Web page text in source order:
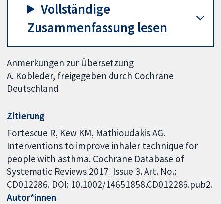
Vollständige
Zusammenfassung lesen
Anmerkungen zur Übersetzung
A. Kobleder, freigegeben durch Cochrane
Deutschland
Zitierung
Fortescue R, Kew KM, Mathioudakis AG.
Interventions to improve inhaler technique for
people with asthma. Cochrane Database of
Systematic Reviews 2017, Issue 3. Art. No.:
CD012286. DOI: 10.1002/14651858.CD012286.pub2.
Autor*innen